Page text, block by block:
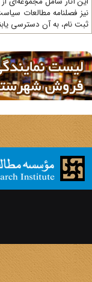
فصلنامه مطالعات
نام، به آن دسترسی یابند.